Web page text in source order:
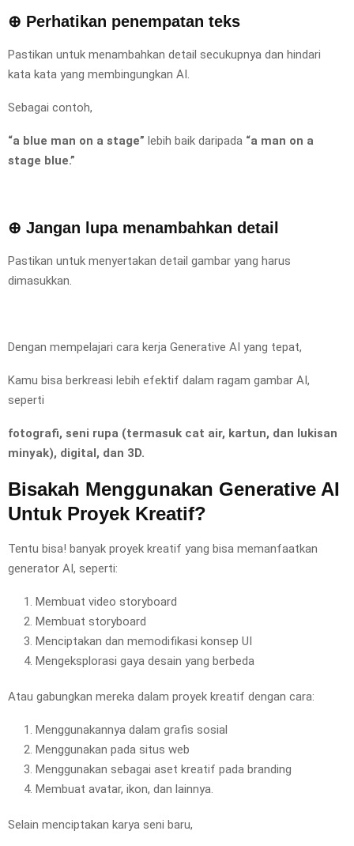
⊕ Perhatikan penempatan teks
Pastikan untuk menambahkan detail secukupnya dan hindari
kata kata yang membingungkan AI.
Sebagai contoh,
“a blue man on a stage” lebih baik daripada “a man on a
stage blue.”
⊕ Jangan lupa menambahkan detail
Pastikan untuk menyertakan detail gambar yang harus
dimasukkan.
Dengan mempelajari cara kerja Generative AI yang tepat,
Kamu bisa berkreasi lebih efektif dalam ragam gambar AI,
seperti
fotografi, seni rupa (termasuk cat air, kartun, dan lukisan
minyak), digital, dan 3D.
Bisakah Menggunakan Generative AI
Untuk Proyek Kreatif?
Tentu bisa! banyak proyek kreatif yang bisa memanfaatkan
generator AI, seperti:
Membuat video storyboard
Membuat storyboard
Menciptakan dan memodifikasi konsep UI
Mengeksplorasi gaya desain yang berbeda
Atau gabungkan mereka dalam proyek kreatif dengan cara:
Menggunakannya dalam grafis sosial
Menggunakan pada situs web
Menggunakan sebagai aset kreatif pada branding
Membuat avatar, ikon, dan lainnya.
Selain menciptakan karya seni baru,